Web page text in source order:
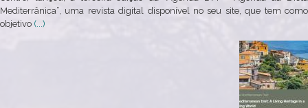
Mediterrânica”, uma revista digital disponível no seu site, que tem como
objetivo (...)